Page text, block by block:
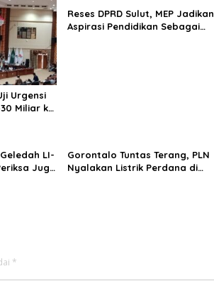
Urgensi
Miliar ke
Reses DPRD Sulut, MEP Jadikan
Aspirasi Pendidikan Sebagai
LI-
Juga
Gorontalo Tuntas Terang, PLN
Nyalakan Listrik Perdana di
*